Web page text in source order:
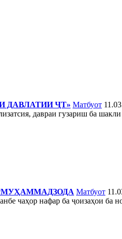
ДАВЛАТИИ ҶТ» Матбуот
давраи гузариш ба
Матбуот
чаҳор нафар ба ҷоизаҳои ба